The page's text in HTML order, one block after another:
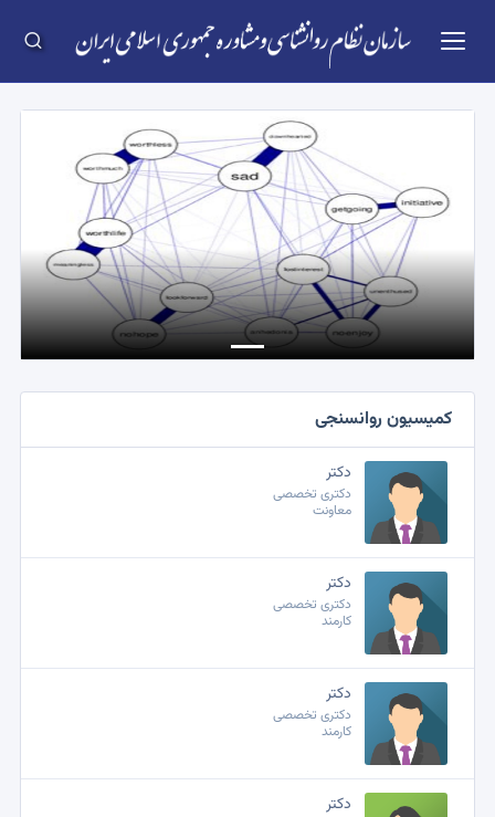
Previous
کمیسیون روانسنجی
دکتر
دکتری تخصصی
معاونت
دکتر
دکتری تخصصی
کارمند
دکتر
دکتری تخصصی
کارمند
دکتر